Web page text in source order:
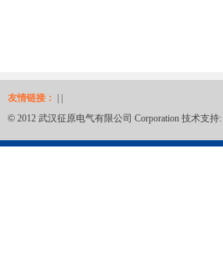
友情链接：
© 2012 武汉征原电气有限公司 Corporation 技术支持: